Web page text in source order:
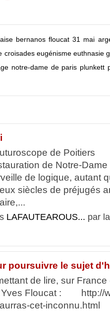
bernanos floucat 31 mai
croisades eugénisme euthnasie
notre-dame de paris plunkett
de Poitiers
de Notre-
de logique, autant
siècles de préjugés
LAFAUTEAROUS... par
poursuivre le sujet
de lire, sur France
Yves Floucat : http://
cet-